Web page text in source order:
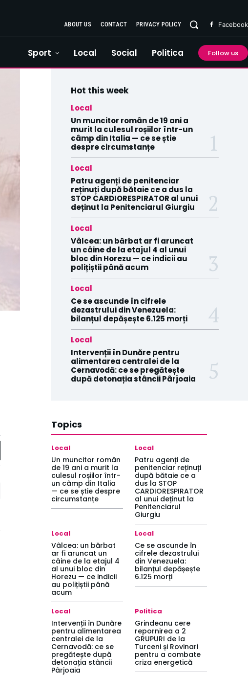
ABOUT US CONTACT PRIVACY POLICY Facebook
Sport Local Social Politica Follow us
Hot this week
Local
Un muncitor român de 19 ani a
murit la culesul roșiilor într-un
câmp din Italia — ce se știe
despre circumstanțe
Local
Patru agenți de penitenciar
reținuți după bătaie ce a dus la
STOP CARDIORESPIRATOR al unui
deținut la Penitenciarul Giurgiu
Local
Vâlcea: un bărbat ar fi aruncat
un câine de la etajul 4 al unui
bloc din Horezu — ce indicii au
polițiștii până acum
Local
Ce se ascunde în cifrele
dezastrului din Venezuela:
bilanțul depășește 6.125 morți
Local
Intervenții în Dunăre pentru
alimentarea centralei de la
Cernavodă: ce se pregătește
după detonația stâncii Pârjoaia
Topics
Local
Un muncitor român
de 19 ani a murit la
culesul roșiilor într-
un câmp din Italia
— ce se știe despre
circumstanțe
Local
Patru agenți de
penitenciar reținuți
după bătaie ce a
dus la STOP
CARDIORESPIRATOR
al unui deținut la
Penitenciarul
Giurgiu
Local
Vâlcea: un bărbat
ar fi aruncat un
câine de la etajul 4
al unui bloc din
Horezu — ce indicii
au polițiștii până
acum
Local
Ce se ascunde în
cifrele dezastrului
din Venezuela:
bilanțul depășește
6.125 morți
Local
Intervenții în Dunăre
pentru alimentarea
centralei de la
Cernavodă: ce se
pregătește după
detonația stâncii
Pârjoaia
Politica
Grindeanu cere
repornirea a 2
GRUPURI de la
Turceni și Rovinari
pentru a combate
criza energetică